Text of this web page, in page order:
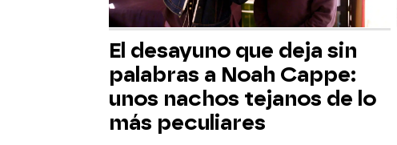
El desayuno que deja sin
palabras a Noah Cappe:
unos nachos tejanos de lo
más peculiares